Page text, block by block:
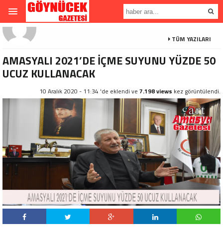
TÜM YAZILARI
AMASYALI 2021’DE İÇME SUYUNU YÜZDE 50
UCUZ KULLANACAK
10 Aralık 2020 - 11:34 'de eklendi ve 7.198 views kez görüntülendi.